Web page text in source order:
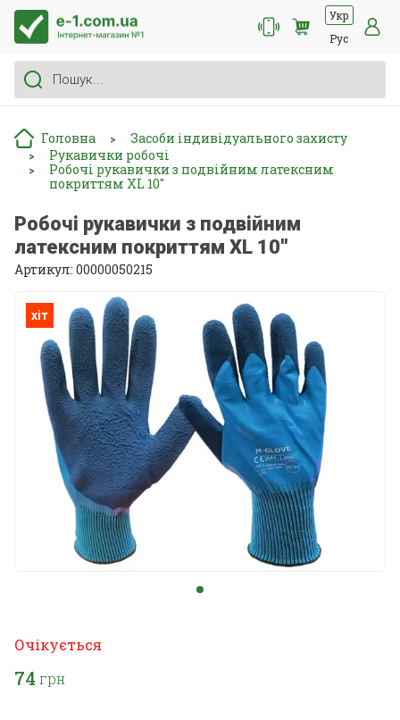
Укр
Рус
Головна > Засоби індивідуального захисту
> Рукавички робочі
>
Робочі рукавички з подвійним латексним
покриттям XL 10''
Робочі рукавички з подвійним
латексним покриттям XL 10''
Артикул: 00000050215
хіт
Очікується
74 грн